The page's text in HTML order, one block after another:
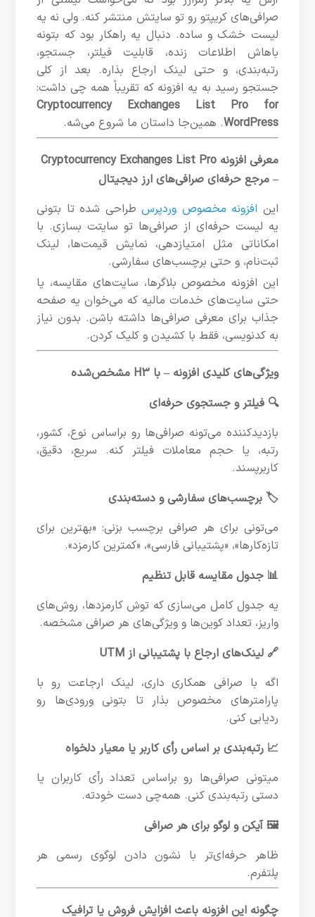
صرافی‌های کریپتو رو تو سایتش منتشر کنه. ولی نه یه
لیست خشک و ساده. دنبال یه راهکار بود که بتونه
باهاش اطلاعات زنده، قابلیت فیلتر، جستجو،
رتبه‌بندی، و حتی لینک ارجاع بذاره. بعد از کلی
جستجو رسید به یه افزونه که تقریباً همه چی داشت:
Cryptocurrency Exchanges List Pro for
WordPress. همین‌جا داستان ما شروع می‌شه.
معرفی افزونه Cryptocurrency Exchanges List Pro
– مرجع حرفه‌ای صرافی‌های ارز دیجیتال
این افزونه مخصوص وردپرسطراحی شده تا بتونی
یه لیست حرفه‌ای از صرافی‌ها تو سایتت بسازی. با
امکاناتی مثل امتیازدهی، نمایش قیمت‌ها، لینک
ثبت‌نام، و حتی برچسب‌های سفارشی.
این افزونه مخصوص بلاگرها، سایت‌های مقایسه، یا
حتی سایت‌های خدمات مالیه که می‌خوان یه صفحه
جذاب برای معرفی صرافی‌ها داشته باشن. بدون نیاز
به کدنویسی، فقط با کشیدن و کلیک کردن.
ویژگی‌های کلیدی افزونه – با H3 مشخص‌شده
🔍 فیلتر و جستجوی حرفه‌ای
بازدیدکننده می‌تونه صرافی‌ها رو براساس نوع، کشور،
رتبه، یا حجم معاملات فیلتر کنه. سریع، دقیق،
کاربرپسند.
🏷️ برچسب‌های سفارشی و دسته‌بندی
می‌تونی برای هر صرافی برچسب بزنی: «بهترین برای
تازه‌کارها»، «پشتیبانی فارسی»، «کمترین کارمزد».
📊 جدول مقایسه قابل تنظیم
یه جدول کامل می‌سازی که توش کارمزدها، روش‌های
واریز، تعداد کوین‌ها و ویژگی‌های هر صرافی مشخصه.
🔗 لینک‌های ارجاع با پشتیبانی از UTM
اگه با صرافی همکاری داری، لینک ارجاعت رو با
پارامترهای مخصوص بذار تا بتونی ورودی‌ها رو
ردیابی کنی.
📈 رتبه‌بندی بر اساس رأی کاربر یا معیار دلخواه
میتونی صرافی‌ها رو براساس تعداد رأی کاربران یا
دستی رتبه‌بندی کنی. همه‌چی دست خودته.
🖼️ آیکن و لوگو برای هر صرافی
ظاهر حرفه‌ای‌تر با نشون دادن لوگوی رسمی هر
پلتفرم.
چگونه این افزونه باعث افزایش فروش یا ترافیک